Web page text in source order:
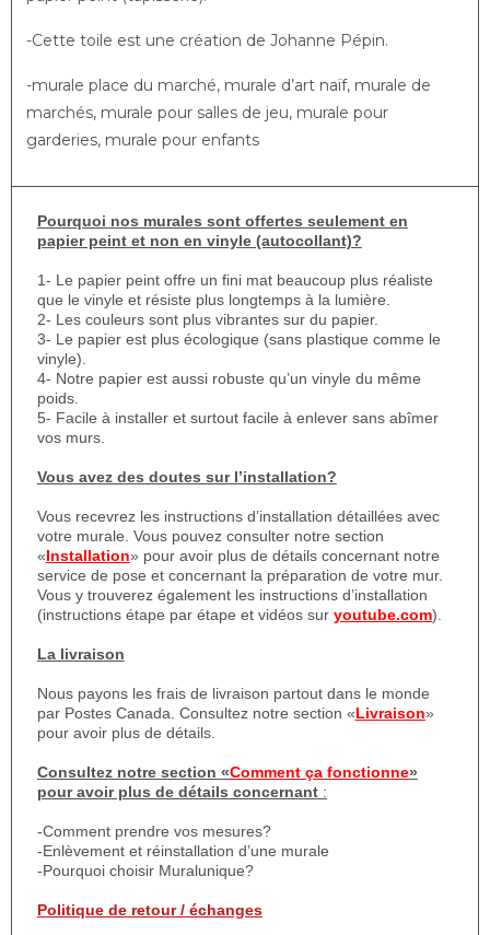
-Cette toile est une création de Johanne Pépin.
-murale place du marché, murale d’art naïf, murale de
marchés, murale pour salles de jeu, murale pour
garderies, murale pour enfants
Pourquoi nos murales sont offertes seulement en
papier peint et non en vinyle (autocollant)?
1- Le papier peint offre un fini mat beaucoup plus réaliste
que le vinyle et résiste plus longtemps à la lumière.
2- Les couleurs sont plus vibrantes sur du papier.
3- Le papier est plus écologique (sans plastique comme le
vinyle).
4- Notre papier est aussi robuste qu’un vinyle du même
poids.
5- Facile à installer et surtout facile à enlever sans abîmer
vos murs.
Vous avez des doutes sur l’installation?
Vous recevrez les instructions d’installation détaillées avec
votre murale. Vous pouvez consulter notre section
«Installation» pour avoir plus de détails concernant notre
service de pose et concernant la préparation de votre mur.
Vous y trouverez également les instructions d’installation
(instructions étape par étape et vidéos sur youtube.com).
La livraison
Nous payons les frais de livraison partout dans le monde
par Postes Canada. Consultez notre section «Livraison»
pour avoir plus de détails.
Consultez notre section «Comment ça fonctionne»
pour avoir plus de détails concernant:
-Comment prendre vos mesures?
-Enlèvement et réinstallation d’une murale
-Pourquoi choisir Muralunique?
Politique de retour / échanges